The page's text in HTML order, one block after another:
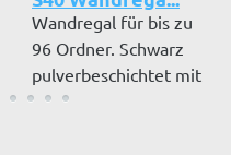
Wandregal für bis zu
96 Ordner. Schwarz
pulverbeschichtet mit
verzi...